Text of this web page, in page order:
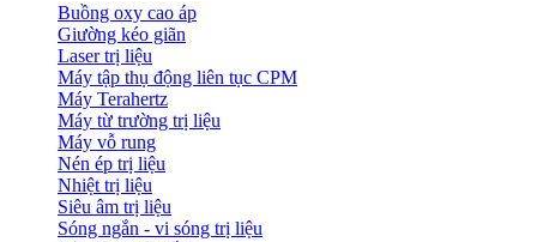
Buồng oxy cao áp
Giường kéo giãn
Laser trị liệu
Máy tập thụ động liên tục CPM
Máy Terahertz
Máy từ trường trị liệu
Máy vỗ rung
Nén ép trị liệu
Nhiệt trị liệu
Siêu âm trị liệu
Sóng ngắn - vi sóng trị liệu